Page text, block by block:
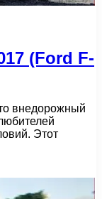
(Ford F-
внедорожный
Этот